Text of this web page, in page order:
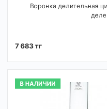
Воронка делительная
7 683 тг
В НАЛИЧИИ